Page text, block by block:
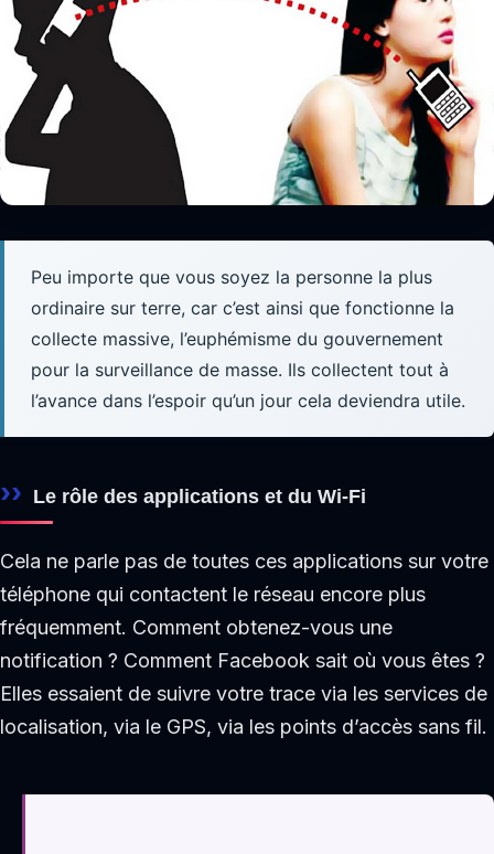
Peu importe que vous soyez la personne la plus
ordinaire sur terre, car c’est ainsi que fonctionne la
collecte massive, l’euphémisme du gouvernement
pour la surveillance de masse. Ils collectent tout à
l’avance dans l’espoir qu’un jour cela deviendra utile.
Le rôle des applications et du Wi-Fi
Cela ne parle pas de toutes ces applications sur votre
téléphone qui contactent le réseau encore plus
fréquemment. Comment obtenez-vous une
notification ? Comment Facebook sait où vous êtes ?
Elles essaient de suivre votre trace via les services de
localisation, via le GPS, via les points d’accès sans fil.